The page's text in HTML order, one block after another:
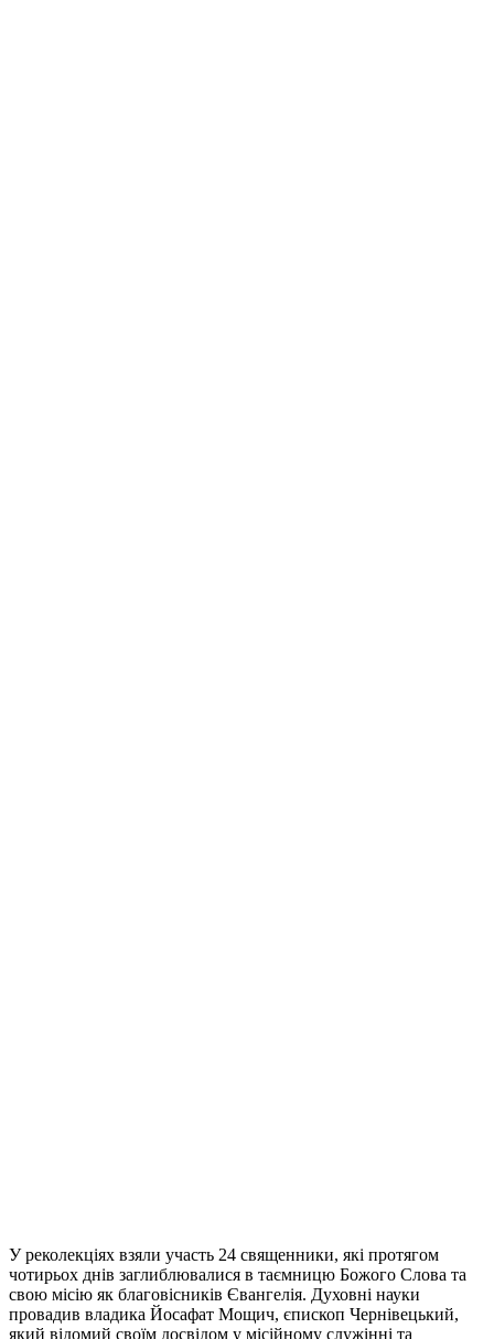
У реколекціях взяли участь 24 священники, які протягом
чотирьох днів заглиблювалися в таємницю Божого Слова та
свою місію як благовісників Євангелія. Духовні науки
провадив владика Йосафат Мощич, єпископ Чернівецький,
який відомий своїм досвідом у місійному служінні та